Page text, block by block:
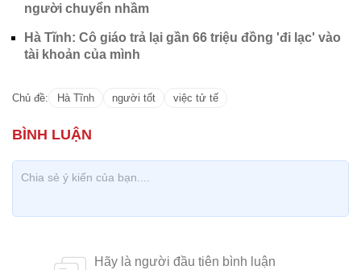
người chuyển nhầm
Hà Tĩnh: Cô giáo trả lại gần 66 triệu đồng 'đi lạc' vào
tài khoản của mình
Chủ đề: Hà Tĩnh người tốt việc tử tế